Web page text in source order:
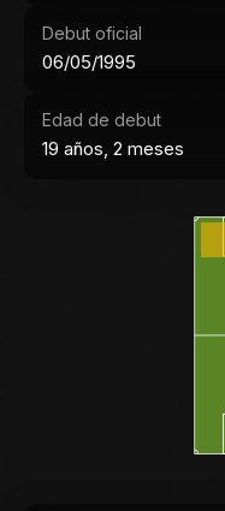
Debut oficial
06/05/1995
Edad de debut
19 años, 2 meses